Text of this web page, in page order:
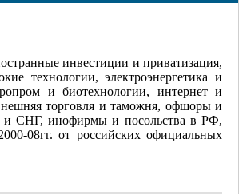
инвестиции и приватизация,
технологии, электроэнергетика и
и биотехнологии, интернет и
торговля и таможня, офшоры и
СНГ, инофирмы и посольства в РФ,
08гг. от российских официальных